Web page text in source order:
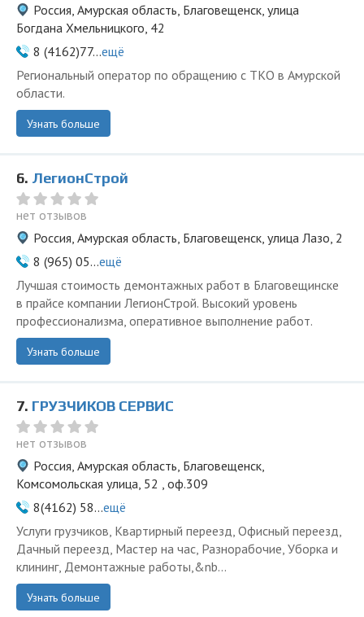
Россия, Амурская область, Благовещенск, улица
Богдана Хмельницкого, 42
8 (4162)77...ещё
Региональный оператор по обращению с ТКО в Амурской
области.
Узнать больше
6. ЛегионСтрой
нет отзывов
Россия, Амурская область, Благовещенск, улица Лазо, 2
8 (965) 05...ещё
Лучшая стоимость демонтажных работ в Благовещинске
в прайсе компании ЛегионСтрой. Высокий уровень
профессионализма, оперативное выполнение работ.
Узнать больше
7. ГРУЗЧИКОВ СЕРВИС
нет отзывов
Россия, Амурская область, Благовещенск,
Комсомольская улица, 52 , оф.309
8(4162) 58...ещё
Услуги грузчиков, Квартирный переезд, Офисный переезд,
Дачный переезд, Мастер на час, Разнорабочие, Уборка и
клининг, Демонтажные работы,&nb...
Узнать больше